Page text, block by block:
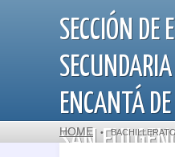
SECCIÓN DE
ENCANTÁ
SAN
HOME •